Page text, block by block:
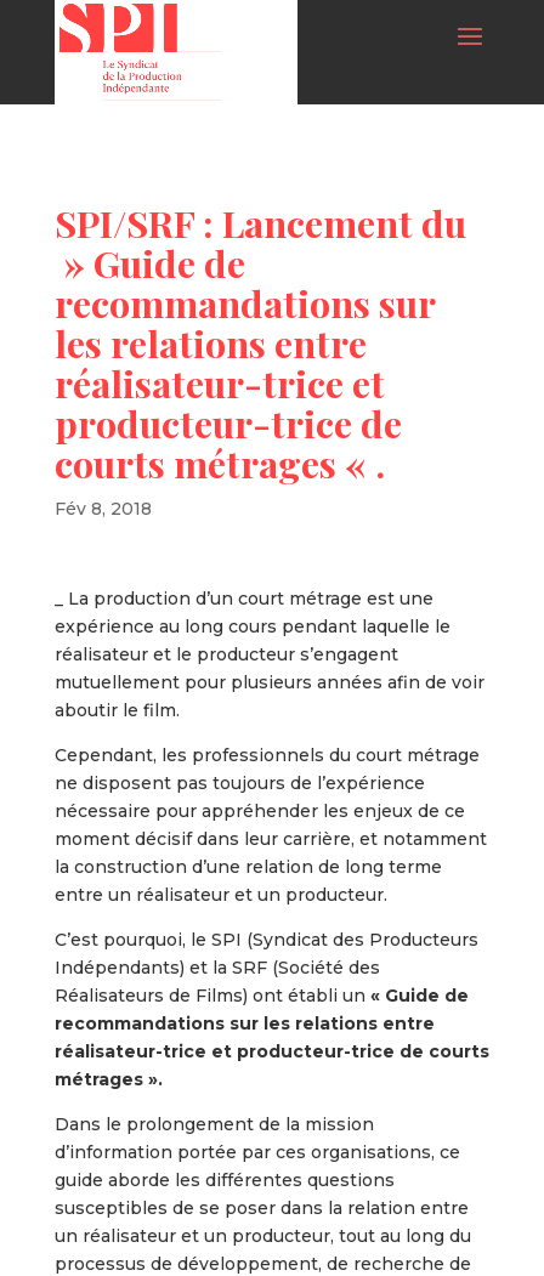
SPI/SRF : Lancement du
» Guide de
recommandations sur
les relations entre
réalisateur-trice et
producteur-trice de
courts métrages « .
Fév 8, 2018
_ La production d’un court métrage est une
expérience au long cours pendant laquelle le
réalisateur et le producteur s’engagent
mutuellement pour plusieurs années afin de voir
aboutir le film.
Cependant, les professionnels du court métrage
ne disposent pas toujours de l’expérience
nécessaire pour appréhender les enjeux de ce
moment décisif dans leur carrière, et notamment
la construction d’une relation de long terme
entre un réalisateur et un producteur.
C’est pourquoi, le SPI (Syndicat des Producteurs
Indépendants) et la SRF (Société des
Réalisateurs de Films) ont établi un « Guide de
recommandations sur les relations entre
réalisateur-trice et producteur-trice de courts
métrages ».
Dans le prolongement de la mission
d’information portée par ces organisations, ce
guide aborde les différentes questions
susceptibles de se poser dans la relation entre
un réalisateur et un producteur, tout au long du
processus de développement, de recherche de